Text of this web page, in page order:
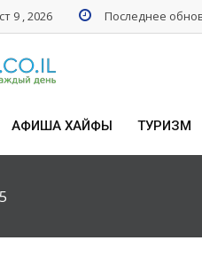
9 , 2026 Последнее
АФИША ХАЙФЫ ТУРИЗМ